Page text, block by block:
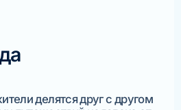
делятся друг с другом